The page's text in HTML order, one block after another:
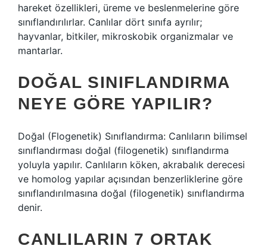
hareket özellikleri, üreme ve beslenmelerine göre
sınıflandırılırlar. Canlılar dört sınıfa ayrılır;
hayvanlar, bitkiler, mikroskobik organizmalar ve
mantarlar.
DOĞAL SINIFLANDIRMA
NEYE GÖRE YAPILIR?
Doğal (Flogenetik) Sınıflandırma: Canlıların bilimsel
sınıflandırması doğal (filogenetik) sınıflandırma
yoluyla yapılır. Canlıların köken, akrabalık derecesi
ve homolog yapılar açısından benzerliklerine göre
sınıflandırılmasına doğal (filogenetik) sınıflandırma
denir.
CANLILARIN 7 ORTAK